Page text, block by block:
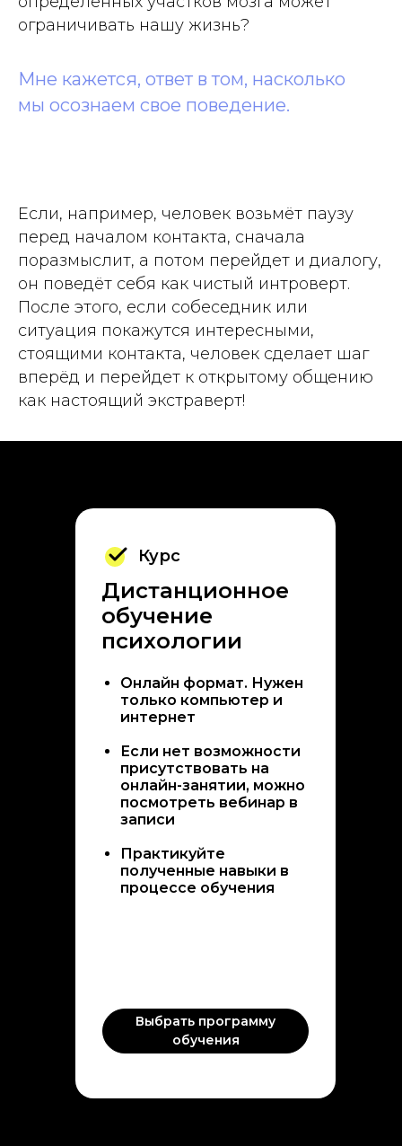
ограничивать нашу жизнь?
Мне кажется, ответ в том, насколько
мы осознаем свое поведение.
Если, например, человек возьмёт паузу
перед началом контакта, сначала
поразмыслит, а потом перейдет и диалогу,
он поведёт себя как чистый интроверт.
После этого, если собеседник или
ситуация покажутся интересными,
стоящими контакта, человек сделает шаг
вперёд и перейдет к открытому общению
как настоящий экстраверт!
Курс
Дистанционное
обучение
психологии
Онлайн формат. Нужен
только компьютер и
интернет
Если нет возможности
присутствовать на
онлайн-занятии, можно
посмотреть вебинар в
записи
Практикуйте
полученные навыки в
процессе обучения
Выбрать программу
обучения